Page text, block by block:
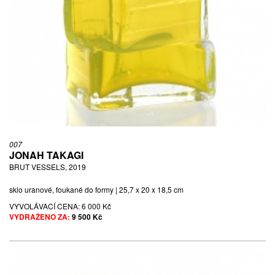
007
JONAH TAKAGI
BRUT VESSELS, 2019
sklo uranové, foukané do formy | 25,7 x 20 x 18,5 cm
VYVOLÁVACÍ CENA:6 000 Kč
VYDRAŽENO ZA: 9 500 Kč